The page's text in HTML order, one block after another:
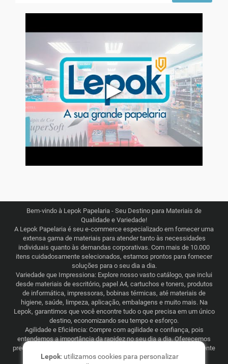
▶
Bem-vindo à Lepok Papelaria - Seu Destino para Materiais de
Qualidade e Variedade!
A Lepok Papelaria é seu e-commerce especializado em fornecer uma
extensa gama de materiais para atender tanto às necessidades
individuais quanto às demandas corporativas. Com mais de 10.000
itens cuidadosamente selecionados, estamos prontos para fornecer
soluções para o seu dia a dia.
Variedade que Impressiona: Explore nosso vasto catálogo, que inclui
desde materiais de escritório, papel A4, cartuchos e toners, produtos
de informática, impressoras, bobinas térmicas, até materiais de
higiene, saúde, limpeza, aplicação, embalagens e muito mais. Na
Lepok, garantimos que você encontre tudo o que precisa em um único
destino, economizando seu tempo e esforço.
Agilidade e Eficiência: Compre com agilidade e confiança, pois
entendemos a importância da rapidez no seu dia a dia. Oferecemos
preços justos e competitivos, combinados com uma logística eficiente
que abrange todo o Brasil. Seja para consumo recorrente ou
Lepok: utilizamos cookies para personalizar